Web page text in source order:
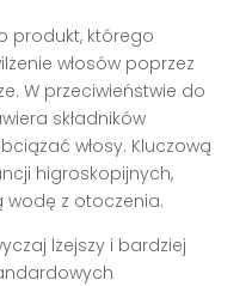
produkt, którego
włosów poprzez
W przeciwieństwie do
składników
włosy. Kluczową
higroskopijnych,
wodę z otoczenia.
lżejszy i bardziej